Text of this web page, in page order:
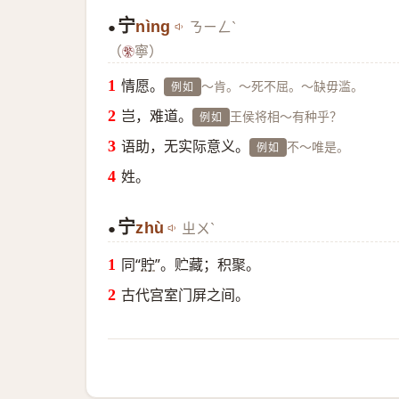
● 宁nìng ㄋㄧㄥˋ
（
寧）
情愿。 例如 ～肯。～死不屈。～缺毋滥。
岂，难道。 例如 王侯将相～有种乎？
语助，无实际意义。 例如 不～唯是。
姓。
● 宁zhù ㄓㄨˋ
同“貯”。贮藏；积聚。
古代宫室门屏之间。